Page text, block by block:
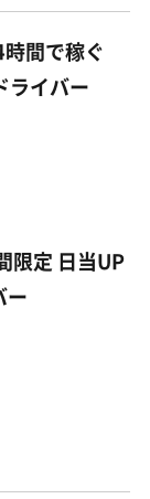
間で稼ぐ
ライバー
限定 日当UP
ー